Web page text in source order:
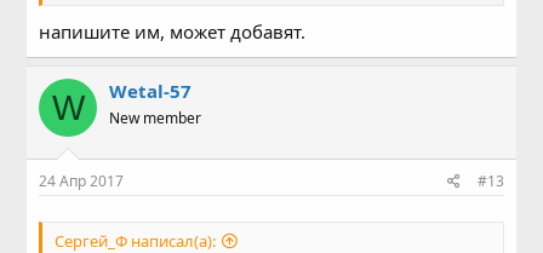
напишите им, может добавят.
W Wetal-57
New member
24 Апр 2017 #13
Сергей_Ф написал(а):